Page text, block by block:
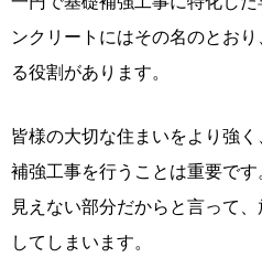
ンクリートにはその名のとお
る役割があります。
皆様の大切な住まいをより強
補強工事を行うことは重要です
見えない部分だからと言って
してしまいます。